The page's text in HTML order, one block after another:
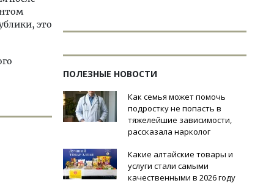
это
ПОЛЕЗНЫЕ НОВОСТИ
Как семья может помочь
подростку не попасть в
тяжелейшие зависимости,
рассказала нарколог
Какие алтайские товары и
услуги стали самыми
качественными в 2026 году